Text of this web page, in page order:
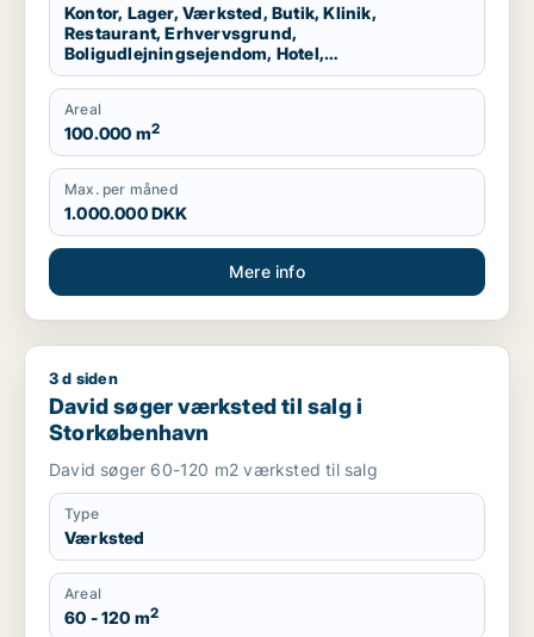
Kontor, Lager, Værksted, Butik, Klinik,
Restaurant, Erhvervsgrund,
Boligudlejningsejendom, Hotel,
Produktionslokaler, Garage
Areal
100.000 m2
Max. per måned
1.000.000 DKK
Mere info
David søger værksted til salg i Storkøbenhavn
3 d siden
David søger værksted til salg i
Storkøbenhavn
David søger 60-120 m2 værksted til salg
Type
Værksted
Areal
60 - 120 m2